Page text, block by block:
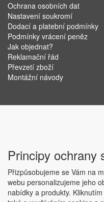
Ochrana osobních dat
Nastavení soukromí
Dodací a platební podmínky
Podmínky vrácení peněz
Jak objednat?
Reklamační řád
Převzetí zboží
Montážní návody
Copyright ©
Principy ochrany
Přizpůsobujeme se Vám na
webu personalizujeme jeho
nabídky a produkty.